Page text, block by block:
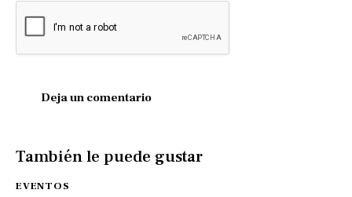
También le puede gustar
EVENTOS